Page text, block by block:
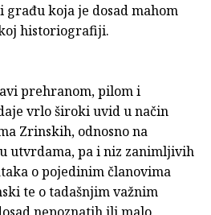
građu koja je dosad mahom
historiografiji.
prehranom, pilom i
vrlo široki uvid u način
Zrinskih, odnosno na
utvrdama, pa i niz zanimljivih
o pojedinim članovima
te o tadašnjim važnim